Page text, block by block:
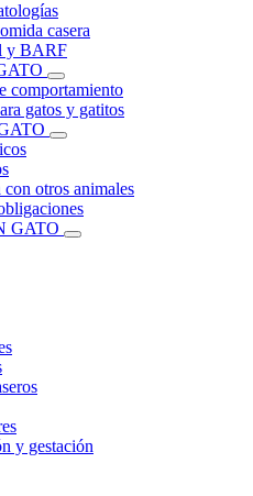
casera
y BARF
comportamiento
gatos y gatitos
otros animales
GATO
y gestación